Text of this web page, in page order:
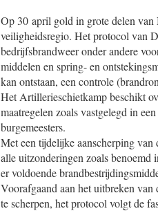
Op 30 april gold in grote delen van
veiligheidsregio. Het protocol van
bedrijfsbrandweer onder andere
middelen en spring- en
kan ontstaan, een controle
Het Artillerieschietkamp beschikt
maatregelen zoals vastgelegd in
burgemeesters.
Met een tijdelijke aanscherping
alle uitzonderingen zoals benoemd
er voldoende
Voorafgaand aan het uitbreken van
te scherpen, het protocol volgt de